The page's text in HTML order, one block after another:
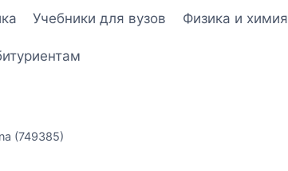
Учебники для вузов Физика и химия
(749385)